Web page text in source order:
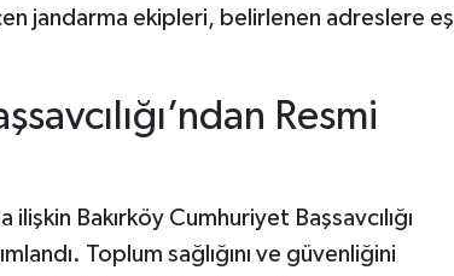
jandarma ekipleri, belirlenen adreslere eş
Resmi
Bakırköy Cumhuriyet Başsavcılığı
Toplum sağlığını ve güvenliğini